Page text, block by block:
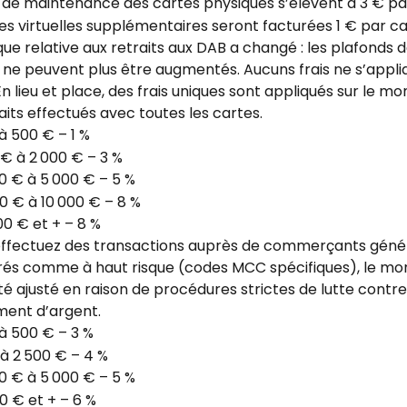
virtuelles supplémentaires seront facturées 1 € par
relative aux retraits aux DAB a changé : les plafonds
ne peuvent plus être augmentés. Aucuns frais ne
lieu et place, des frais uniques sont appliqués sur le
effectués avec toutes les cartes.
500 € – 1 %
à 2 000 € – 3 %
€ à 5 000 € – 5 %
€ à 10 000 € – 8 %
€ et + – 8 %
des transactions auprès de commerçants
comme à haut risque (codes MCC spécifiques), le
ajusté en raison de procédures strictes de lutte
d’argent.
500 € – 3 %
2 500 € – 4 %
€ à 5 000 € – 5 %
€ et + – 6 %